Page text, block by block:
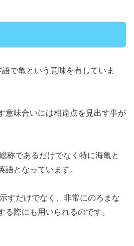
で亀という意味を有していま
意味合いには相違点を見出す事が
称であるだけでなく特に海亀と
語となっています。
すだけでなく、非常にのろまな
る際にも用いられるのです。